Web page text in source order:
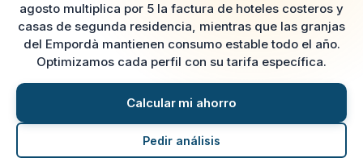
agosto multiplica por 5 la factura de hoteles costeros y
casas de segunda residencia, mientras que las granjas
del Empordà mantienen consumo estable todo el año.
Optimizamos cada perfil con su tarifa específica.
Calcular mi ahorro
Pedir análisis